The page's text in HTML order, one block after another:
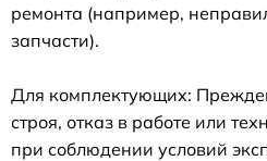
ремонта (например,
запчасти).
Для комплектующих:
строя, отказ в работе или
при соблюдении условий